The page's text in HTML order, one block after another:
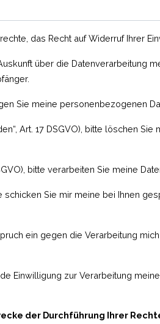
das Recht auf Widerruf Ihrer
über die Datenverarbeitung
Sie meine personenbezogenen
Art. 17 DSGVO), bitte löschen
bitte verarbeiten Sie meine
schicken Sie mir meine bei Ihnen
ein gegen die Verarbeitung
Einwilligung zur Verarbeitung
der Durchführung Ihrer